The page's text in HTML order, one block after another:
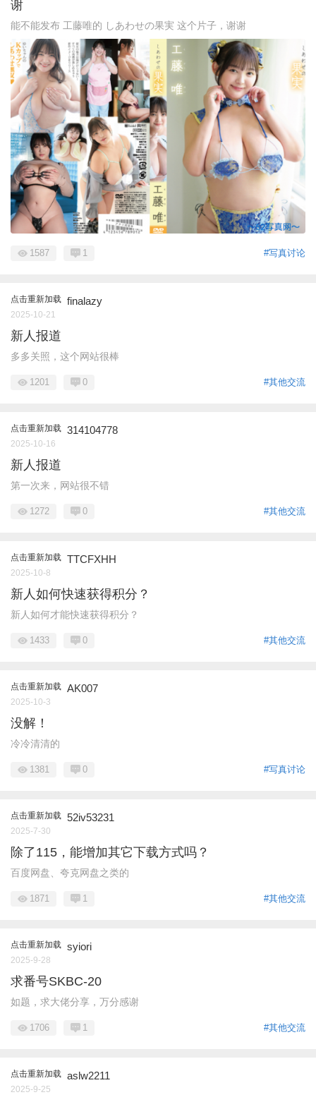
谢
能不能发布 工藤唯的 しあわせの果実 这个片子，谢谢
#写真讨论
1587 1
点击重新加载 finalazy
2025-10-21
新人报道
多多关照，这个网站很棒
#其他交流
1201 0
点击重新加载 314104778
2025-10-16
新人报道
第一次来，网站很不错
#其他交流
1272 0
点击重新加载 TTCFXHH
2025-10-8
新人如何快速获得积分？
新人如何才能快速获得积分？
#其他交流
1433 0
点击重新加载 AK007
2025-10-3
没解！
冷冷清清的
#写真讨论
1381 0
点击重新加载 52iv53231
2025-7-30
除了115，能增加其它下载方式吗？
百度网盘、夸克网盘之类的
#其他交流
1871 1
点击重新加载 syiori
2025-9-28
求番号SKBC-20
如题，求大佬分享，万分感谢
#其他交流
1706 1
点击重新加载 aslw2211
2025-9-25